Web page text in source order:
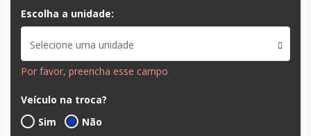
Escolha a unidade:
Selecione uma unidade
Por favor, preencha esse campo
Veículo na troca?
Sim
Não